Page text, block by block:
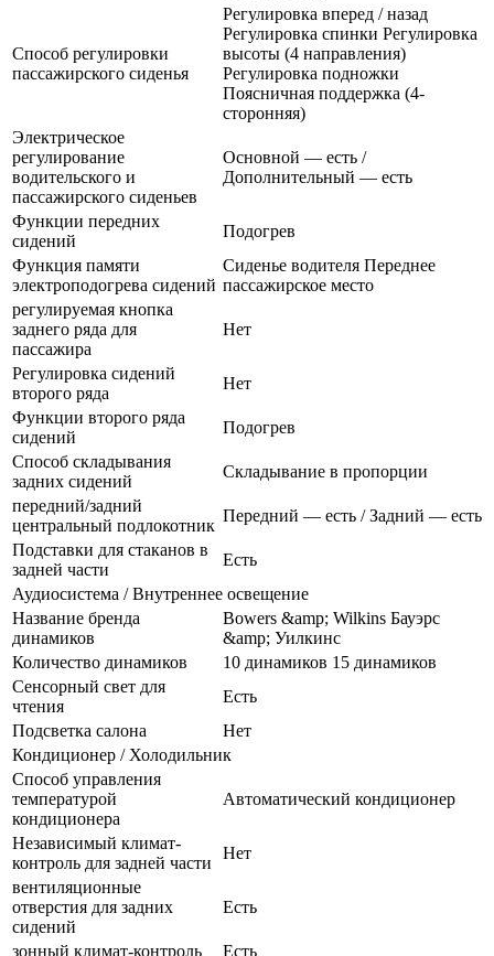
Способ регулировки
пассажирского сиденья
Регулировка вперед / назад
Регулировка спинки Регулировка
высоты (4 направления)
Регулировка подножки
Поясничная поддержка (4-
сторонняя)
Электрическое
регулирование
водительского и
пассажирского сиденьев
Основной — есть /
Дополнительный — есть
Функции передних
сидений
Подогрев
Функция памяти
электроподогрева сидений
Сиденье водителя Переднее
пассажирское место
регулируемая кнопка
заднего ряда для
пассажира
Нет
Регулировка сидений
второго ряда
Нет
Функции второго ряда
сидений
Подогрев
Способ складывания
задних сидений
Складывание в пропорции
передний/задний
центральный подлокотник
Передний — есть / Задний — есть
Подставки для стаканов в
задней части
Есть
Аудиосистема / Внутреннее освещение
Название бренда
динамиков
Bowers &amp; Wilkins Бауэрс
&amp; Уилкинс
Количество динамиков
10 динамиков 15 динамиков
Сенсорный свет для
чтения
Есть
Подсветка салона
Нет
Кондиционер / Холодильник
Способ управления
температурой
кондиционера
Автоматический кондиционер
Независимый климат-
контроль для задней части
Нет
вентиляционные
отверстия для задних
сидений
Есть
зонный климат-контроль Есть